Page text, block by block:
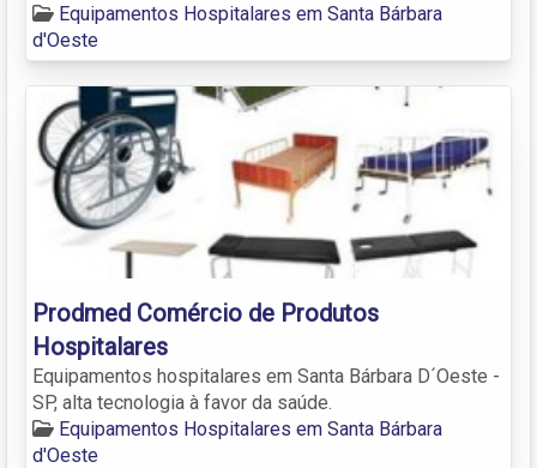
Equipamentos Hospitalares em Santa Bárbara
d'Oeste
Prodmed Comércio de Produtos
Hospitalares
Equipamentos hospitalares em Santa Bárbara D´Oeste -
SP, alta tecnologia à favor da saúde.
Equipamentos Hospitalares em Santa Bárbara
d'Oeste